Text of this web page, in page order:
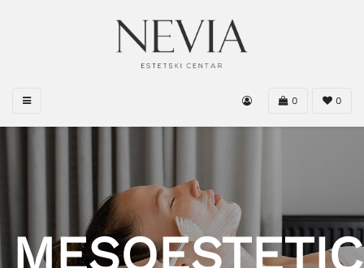
0 0
MESOESTETIC